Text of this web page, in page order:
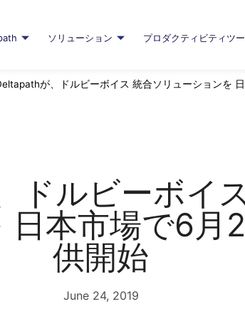
ソリューション プロダクティビティツ
が、ドルビーボイス 統合ソリューションを
ドルビーボイ
日本市場で6月
供開始
June 24, 2019